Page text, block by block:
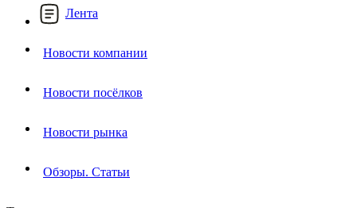
Лента
Новости компании
Новости посёлков
Новости рынка
Обзоры. Статьи